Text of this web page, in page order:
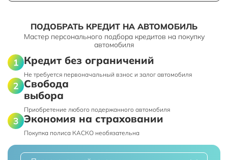
ПОДОБРАТЬ КРЕДИТ НА АВТОМОБИЛЬ
Мастер персонального подбора кредитов на покупку
автомобиля
Кредит без ограничений
Не требуется первоначальный взнос и залог автомобиля
Свобода
выбора
Приобретение любого подержанного автомобиля
Экономия на страховании
Покупка полиса КАСКО необязательна